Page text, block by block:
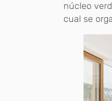
núcleo
cual se